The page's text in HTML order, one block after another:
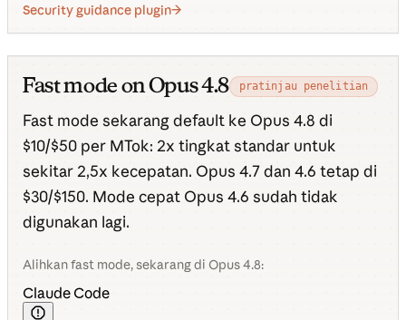
Security guidance plugin
Fast mode on Opus 4.8 pratinjau penelitian
Fast mode sekarang default ke Opus 4.8 di
$10/$50 per MTok: 2x tingkat standar untuk
sekitar 2,5x kecepatan. Opus 4.7 dan 4.6 tetap di
$30/$150. Mode cepat Opus 4.6 sudah tidak
digunakan lagi.
Alihkan fast mode, sekarang di Opus 4.8:
Claude Code